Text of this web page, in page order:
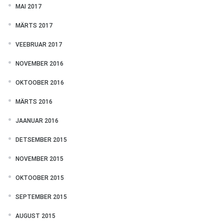
MAI 2017
MÄRTS 2017
VEEBRUAR 2017
NOVEMBER 2016
OKTOOBER 2016
MÄRTS 2016
JAANUAR 2016
DETSEMBER 2015
NOVEMBER 2015
OKTOOBER 2015
SEPTEMBER 2015
AUGUST 2015